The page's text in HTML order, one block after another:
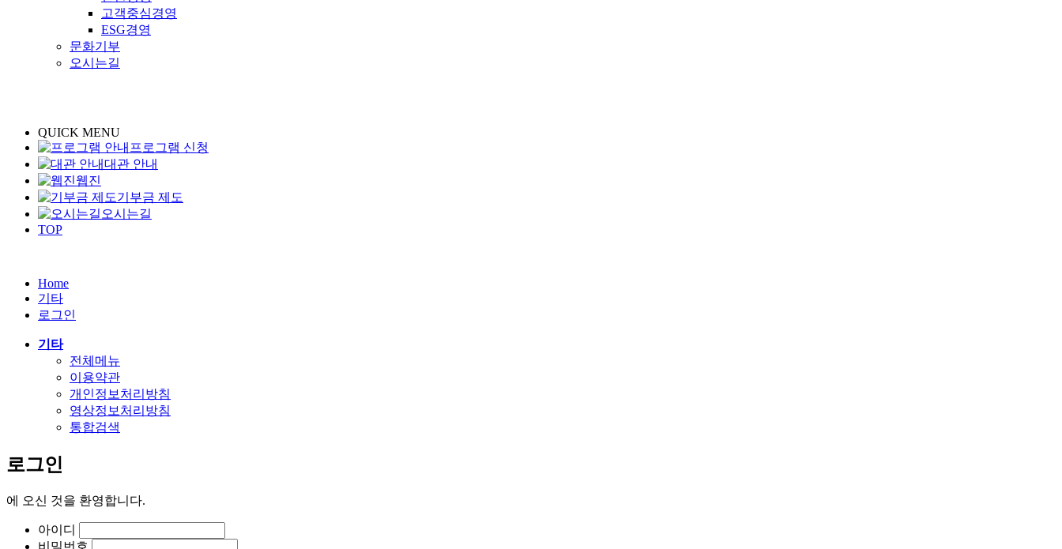
고객중심경영
ESG경영
문화기부
오시는길
QUICK MENU
프로그램 신청
대관 안내
웹진
기부금 제도
오시는길
TOP
Home
기타
로그인
기타
전체메뉴
이용약관
개인정보처리방침
영상정보처리방침
통합검색
로그인
에 오신 것을 환영합니다.
아이디
비밀번호